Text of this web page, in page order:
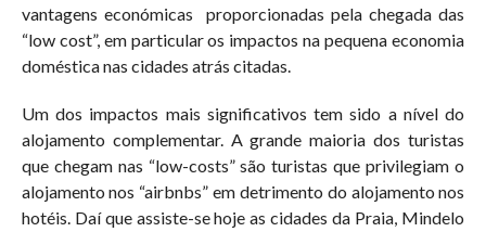
vantagens económicas
proporcionadas pela chegada das
“low cost”, em particular os impactos na pequena economia
doméstica nas cidades atrás citadas.
Um dos impactos mais significativos tem sido a nível do
alojamento complementar. A grande maioria dos turistas
que chegam nas “low-costs” são turistas que privilegiam o
alojamento nos “airbnbs” em detrimento do alojamento nos
hotéis. Daí que assiste-se hoje as cidades da Praia, Mindelo